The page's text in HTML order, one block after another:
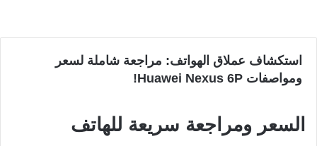
استكشاف عملاق الهواتف: مراجعة شاملة لسعر
ومواصفات Huawei Nexus 6P!
السعر ومراجعة سريعة للهاتف